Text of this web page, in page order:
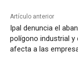
Artículo anterior
Ipal denuncia el
polígono industrial y
afecta a las